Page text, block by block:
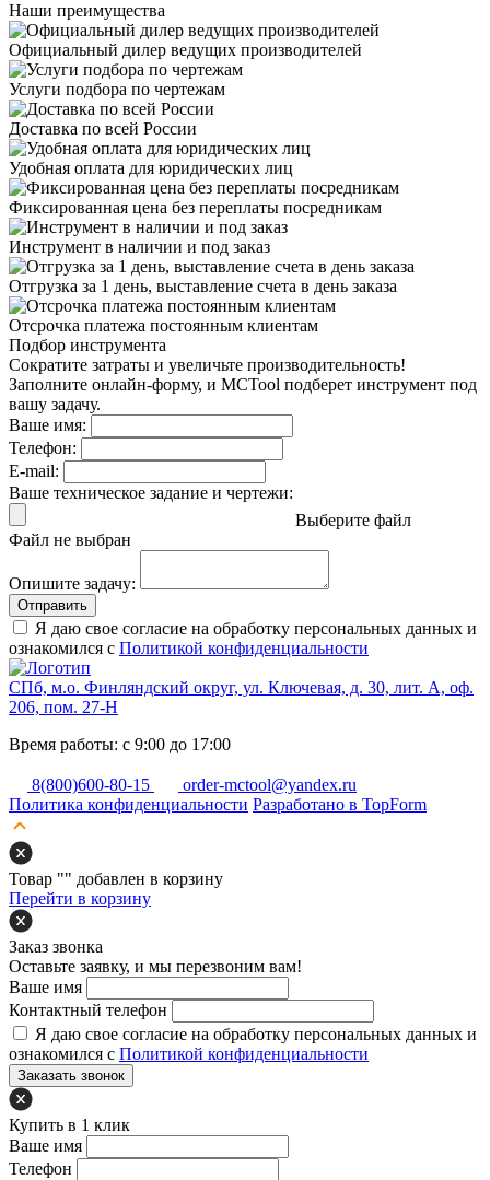
Наши преимущества
Официальный дилер ведущих производителей
Услуги подбора по чертежам
Доставка по всей России
Удобная оплата для юридических лиц
Фиксированная цена без переплаты посредникам
Инструмент в наличии и под заказ
Отгрузка за 1 день, выставление счета в день заказа
Отсрочка платежа постоянным клиентам
Подбор инструмента
Сократите затраты и увеличьте производительность!
Заполните онлайн-форму, и MCTool подберет инструмент под
вашу задачу.
Ваше имя:
Телефон:
E-mail:
Ваше техническое задание и чертежи:
Выберите файл
Файл не выбран
Опишите задачу:
Отправить
Я даю свое согласие на обработку персональных данных и
ознакомился с Политикой конфиденциальности
СПб, м.о. Финляндский округ, ул. Ключевая, д. 30, лит. А, оф.
206, пом. 27-Н
Время работы: с 9:00 до 17:00
8(800)600-80-15
order-mctool@yandex.ru
Политика конфиденциальности Разработано в TopForm
Товар "" добавлен в корзину
Перейти в корзину
Заказ звонка
Оставьте заявку, и мы перезвоним вам!
Ваше имя
Контактный телефон
Я даю свое согласие на обработку персональных данных и
ознакомился с Политикой конфиденциальности
Заказать звонок
Купить в 1 клик
Ваше имя
Телефон